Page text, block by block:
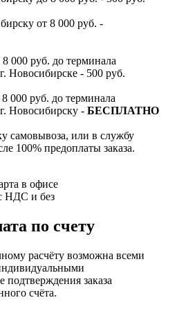
от 8 000 руб. -
000 руб. до терминала
Новосибирске - 500 руб.
000 руб. до терминала
Новосибирску - БЕСПЛАТНО
самовывоза, или в службу
100% предоплаты заказа.
в офисе
НДС и без
по счету
расчёту возможна всеми
заказа
счёта.